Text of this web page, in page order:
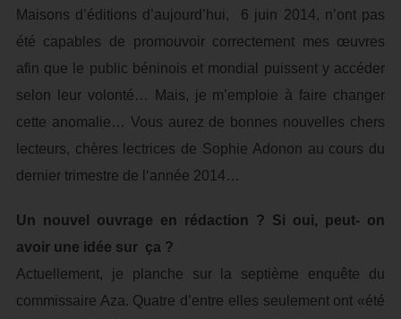
Maisons d’éditions d’aujourd’hui, 6 juin 2014, n’ont pas
été capables de promouvoir correctement mes œuvres
afin que le public béninois et mondial puissent y accéder
selon leur volonté… Mais, je m’emploie à faire changer
cette anomalie… Vous aurez de bonnes nouvelles chers
lecteurs, chères lectrices de Sophie Adonon au cours du
dernier trimestre de l‘année 2014…
Un nouvel ouvrage en rédaction ? Si oui, peut- on
avoir une idée sur ça ?
Actuellement, je planche sur la septième enquête du
commissaire Aza. Quatre d’entre elles seulement ont «été